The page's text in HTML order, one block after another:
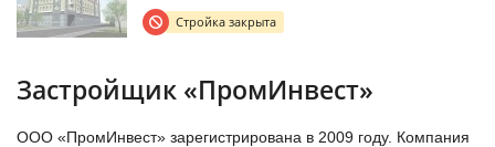
Стройка закрыта
Застройщик «ПромИнвест»
ООО «ПромИнвест» зарегистрирована в 2009 году. Компания